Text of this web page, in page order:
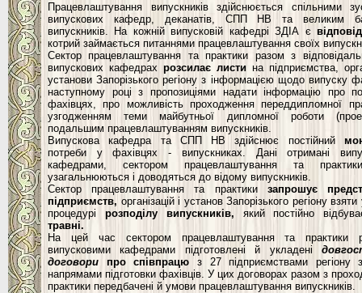
Працевлаштування випускників здійснюється спільними
випускових кафедр, деканатів, СПП НВ та великим
випускників. На кожній випусковій кафедрі ЗДІА є
котрий займається питаннями працевлаштування своїх
Сектор працевлаштування та практики разом з
випускових кафедрах розсилає листи на підприємства,
установи Запорізького регіону з інформацією щодо випуску
наступному році з пропозиціями надати інформацію про
фахівцях, про можливість проходження переддипломної
узгодженням теми майбутньої дипломної роботи
подальшим працевлаштуванням випускників.
Випускова кафедра та СПП НВ здійснює постійний
потреби у фахівцях - випускниках. Дані отримані
кафедрами, сектором працевлаштування та
узагальнюються і доводяться до відому випускників.
Сектор працевлаштування та практики запрошує
підприємств, організацій і установ Запорізького регіону
процедурі розподілу випускників, який постійно
травні.
На цей час сектором працевлаштування та практики
випусковими кафедрами підготовлені й укладені
договори
про співпрацю з 27 підприємствами регіону
напрямами підготовки фахівців. У цих договорах разом з
практики передбачені й умови працевлаштування випускників.